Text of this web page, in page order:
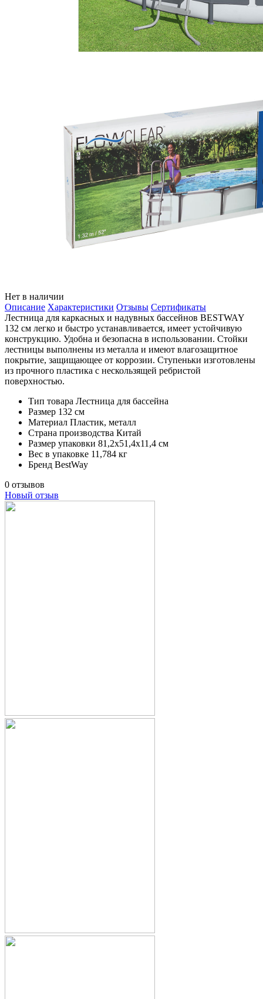
Нет в наличии
Описание Характеристики Отзывы Сертификаты
Лестница для каркасных и надувных бассейнов BESTWAY
132 см легко и быстро устанавливается, имеет устойчивую
конструкцию. Удобна и безопасна в использовании. Стойки
лестницы выполнены из металла и имеют влагозащитное
покрытие, защищающее от коррозии. Ступеньки изготовлены
из прочного пластика с нескользящей ребристой
поверхностью.
Тип товара Лестница для бассейна
Размер 132 см
Материал Пластик, металл
Страна производства Китай
Размер упаковки 81,2х51,4х11,4 см
Вес в упаковке 11,784 кг
Бренд BestWay
0 отзывов
Новый отзыв